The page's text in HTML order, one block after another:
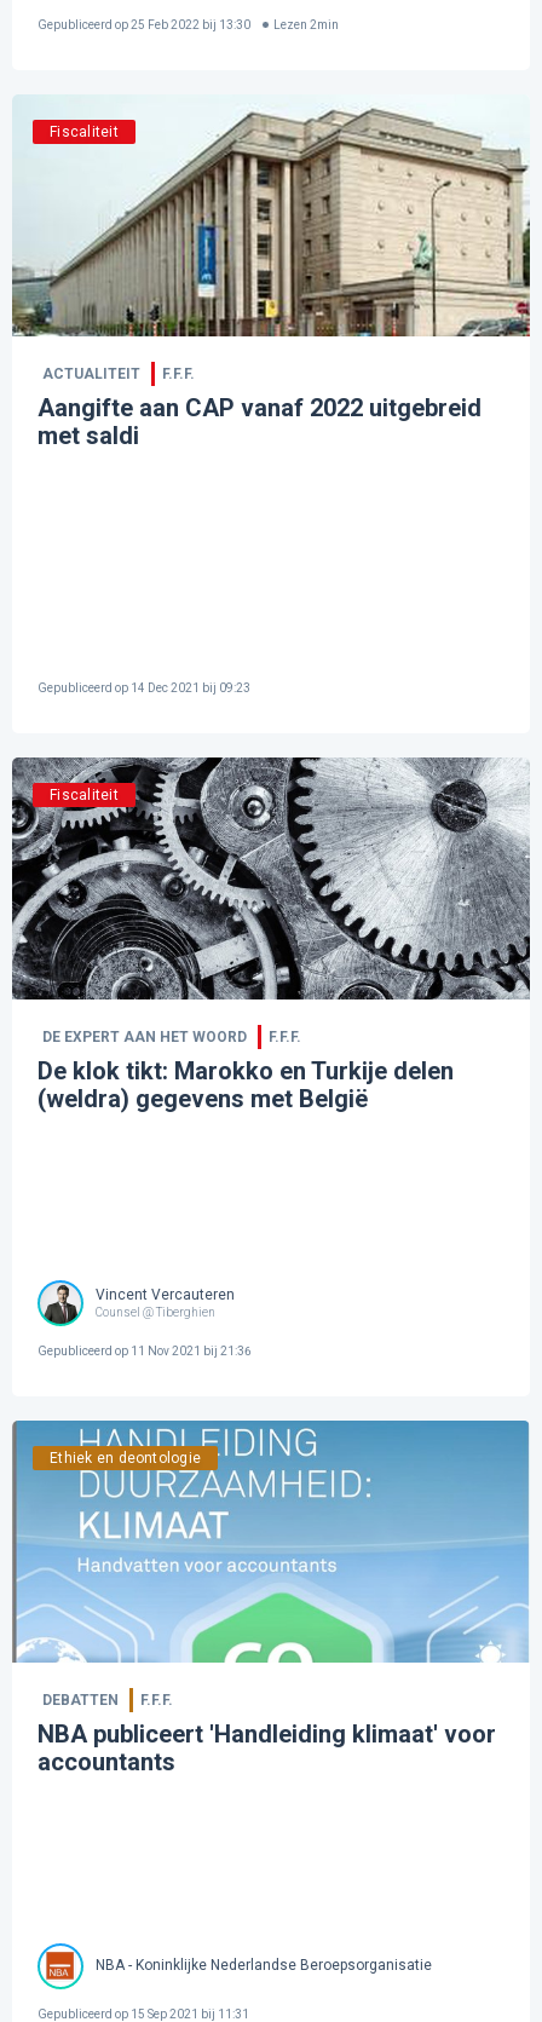
Gepubliceerd op25 Feb 2022 bij 13:30 Lezen 2min
Fiscaliteit
ACTUALITEIT F.F.F.
Aangifte aan CAP vanaf 2022 uitgebreid
met saldi
Gepubliceerd op 14 Dec 2021 bij 09:23
Fiscaliteit
DE EXPERT AAN HET WOORD F.F.F.
De klok tikt: Marokko en Turkije delen
(weldra) gegevens met België
Vincent Vercauteren
Counsel @ Tiberghien
Gepubliceerd op 11 Nov 2021 bij 21:36
Ethiek en deontologie
DEBATTEN F.F.F.
NBA publiceert 'Handleiding klimaat' voor
accountants
NBA - Koninklijke Nederlandse Beroepsorganisatie
Gepubliceerd op 15 Sep 2021 bij 11:31